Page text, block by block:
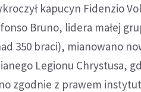
kapucyn Fidenzio
Bruno, lidera małej
350 braci), mianowano
Legionu Chrystusa,
zgodnie z prawem